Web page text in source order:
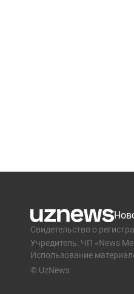
Свидетельство о
Учредитель: ЧП «News
Использование
© UzNews